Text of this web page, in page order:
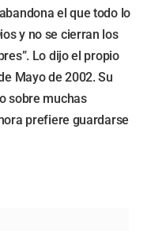
el que todo lo
y no se cierran los
Lo dijo el propio
Mayo de 2002. Su
sobre muchas
prefiere guardarse